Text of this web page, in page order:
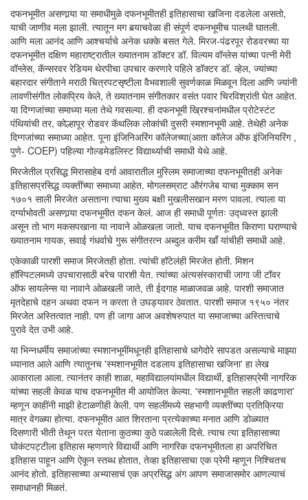
दफनभूमीत असणार्‍या या समाधीमुळे दफनभूमीतही इतिहासाचा खजिना दडलेला असतो,
याची जाणीव मला झाली. त्यातून मग बर्‍याचवेळा ही संपूर्ण दफनभूमीच पालथी घातली.
आणि मला आनंद आणि आश्चर्याचे अनेक धक्के बसत गेले. मिरज-पंढरपूर रोडवरच्या या
दफनभूमीत दक्षिण महाराष्ट्रातील ख्यातनाम डॉक्टर डॉ. विल्यम वॉन्लेस यांच्या पत्नी मेरी
वॉन्लेस, कॅन्सरवर रेडियम थेरपीचा उपचार करणारे पहिले डॉक्टर डॉ. व्हेल, ज्यांच्या
बहारदार संगीताने मराठी चित्रपटसृष्टीला वैभवशाली सुवर्णकाळ मिळवून दिला आणि ज्यांनी
लावणीसंगीत लोकप्रिय केले, ते ख्यातनाम संगीतकार वसंत पवार चिरविश्रांती घेत आहेत.
या दिग्गजांच्या समाध्या मला तेथे गवसल्या. ही दफनभूमी ख्रिश्चनांमधील प्रोटेस्टंट
पंथियांची तर, कोल्हापूर रोडवर कॅथलिक लोकांची दुसरी स्मशानभूमी आहे. तेथेही अनेक
दिग्गजांच्या समाध्या आहेत. पूना इंजिनिअरिंग कॉलेजच्या(आता कॉलेज ऑफ इंजिनियरिंग ,
पुणे- COEP) पहिल्या गोल्डमेडलिस्ट विद्यार्थ्याची समाधी येथे आहे.
मिरजेतील प्रसिद्ध मिरासाहेब दर्गा आवारातील मुस्लिम समाजाच्या दफनभूमीतही अनेक
इतिहासप्रसिद्ध व्यक्तींच्या समाध्या आहेत. मोगलसम्राट औरंगजेब याचा मुक्काम सन
१७०१ साली मिरजेत असताना त्याचा मुख्य बक्षी मुखलीसखान मरण पावला. त्याला या
दर्ग्याभोवती असणार्‍या दफनभूमीत दफन केलं. आज ही समाधी पूर्णतः उद्ध्वस्त झाली
असून तो भाग मकसपखाना या नावाने ओळखला जातो. याच दफनभूमीत किराणा घराण्याचे
ख्यातनाम गायक, सवाई गंधर्वाचे गुरू संगीतरत्न अब्दुल करीम खाँ यांचीही समाधी आहे.
एकेकाळी पारशी समाज मिरजेतही होता. त्यांची हॉटेलंही मिरजेत होती. मिशन
हॉस्पिटलमध्ये उपचारासाठी बरेच पारशी येत. त्यांच्या अंत्यसंस्काराची जागा जी टॉवर
ऑफ सायलेन्स या नावाने ओळखली जाते, ती ईदगाह माळाजवळ आहे. पारशी समाजात
मृतदेहाचे दहन अथवा दफन न करता ते उघड्यावर ठेवतात. पारशी समाज १९५० नंतर
मिरजेत अस्तित्वात नाही. पण ही जागा आज अवशेषरुपात या समाजाच्या अस्तित्वाचे
पुरावे देत उभी आहे.
या भिन्नधर्मीय समाजांच्या स्मशानभूमींमधूनही इतिहासाचे धागेदोरे सापडत असल्याचे माझ्या
ध्यानात आले आणि त्यातूनच 'स्मशानभूमीत दडलाय इतिहासाचा खजिना' हा लेख
आकाराला आला. त्यानंतर काही शाळा, महाविद्यालयांमधील विद्यार्थी, इतिहासप्रेमी नागरिक
यांच्या सहली केवळ याच दफनभूमीत मी आयोजित केल्या. 'स्मशानभूमीत सहली काढणारा'
म्हणून काहींनी माझी हेटाळणीही केली. पण सहलींमध्ये सहभागी व्यक्तींच्या प्रतिक्रिया
मात्र वेगळ्या होत्या. दफनभूमीत आत शिरताना प्रत्येकाच्या मनात आणि डोळ्यात
दिसणारी भीती तेथून परत येताना कुठच्या कुठे पळालेली दिसे. त्याच त्या इतिहासाच्या
घोकंटपट्टीला इतिहास म्हणणारे विद्यार्थी आणि नागरिक दफनभूमीतला हा अपरिचित
इतिहास पाहून आणि ऐकून स्तब्ध होतात, तेव्हा इतिहासाचा एक प्रेमी म्हणून निश्चितच
आनंद होतो. इतिहासाच्या अभ्यासाचं एक अप्रसिद्ध अंग आपण समाजासमोर आणल्याचं
समाधानही मिळतं.